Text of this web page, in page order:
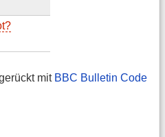
mit BBC Bulletin Code